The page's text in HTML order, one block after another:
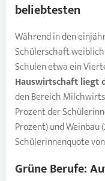
beliebtesten
Während in den
Schülerschaft
Schulen etwa ein
Hauswirtschaft liegt
den Bereich
Prozent der
Prozent) und
Schülerinnenquote
Grüne Berufe: